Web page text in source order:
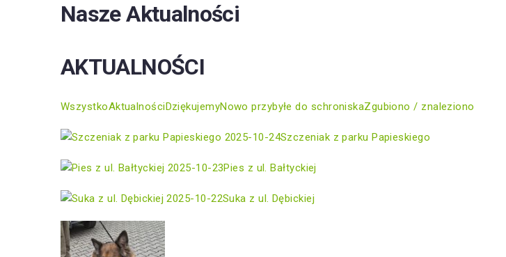
Nasze Aktualności
AKTUALNOŚCI
WszystkoAktualnościDziękujemyNowo przybyłe do schroniskaZgubiono / znaleziono
2025-10-24Szczeniak z parku Papieskiego
2025-10-23Pies z ul. Bałtyckiej
2025-10-22Suka z ul. Dębickiej